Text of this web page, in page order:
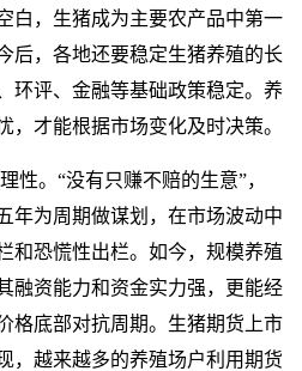
白，生猪成为主要农产品中第一
后，各地还要稳定生猪养殖的长
环评、金融等基础政策稳定。养
，才能根据市场变化及时决策。
性。“没有只赚不赔的生意”，
年为周期做谋划，在市场波动中
和恐慌性出栏。如今，规模养殖
融资能力和资金实力强，更能经
格底部对抗周期。生猪期货上市
，越来越多的养殖场户利用期货